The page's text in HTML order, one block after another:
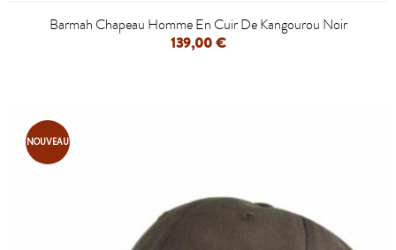
Barmah Chapeau Homme En Cuir De Kangourou Noir
139,00 €
NOUVEAU